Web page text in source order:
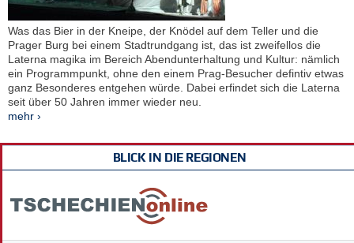
Was das Bier in der Kneipe, der Knödel auf dem Teller und die
Prager Burg bei einem Stadtrundgang ist, das ist zweifellos die
Laterna magika im Bereich Abendunterhaltung und Kultur: nämlich
ein Programmpunkt, ohne den einem Prag-Besucher defintiv etwas
ganz Besonderes entgehen würde. Dabei erfindet sich die Laterna
seit über 50 Jahren immer wieder neu.
mehr ›
BLICK IN DIE REGIONEN